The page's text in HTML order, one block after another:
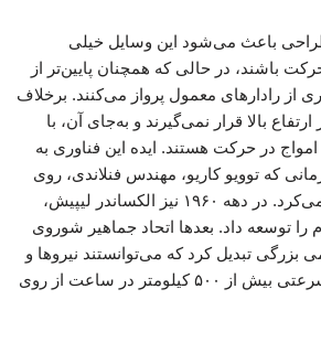
طراحی باعث می‌شود این وسایل خیلی
باشند، در حالی که همچنان پایین‌تر از
از رادارهای معمول پرواز می‌کنند. برخلاف
بالا قرار نمی‌گیرند و به‌جای آن، با
در حرکت هستند. ایده این فناوری به
زمانی که توویو کاریو، مهندس فنلاندی، روی
وسایل اثر سطحی کار می‌کرد. در دهه ۱۹۶۰ نیز الکساندر لیپیش،
را توسعه داد. بعدها اتحاد جماهیر شوروی
بزرگی تبدیل کرد که می‌توانستند نیروها و
خودروهای زرهی را با سرعتی بیش از ۵۰۰ کیلومتر در ساعت از روی